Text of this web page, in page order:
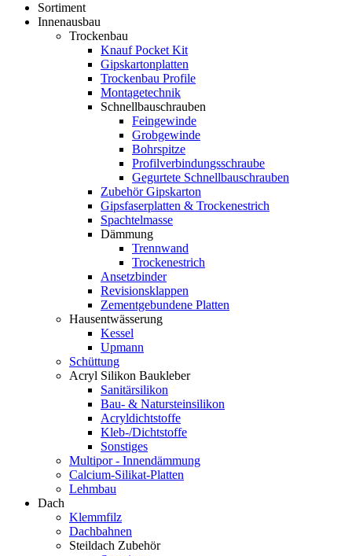
Sortiment
Innenausbau
Trockenbau
Knauf Pocket Kit
Gipskartonplatten
Trockenbau Profile
Montagetechnik
Schnellbauschrauben
Feingewinde
Grobgewinde
Bohrspitze
Profilverbindungsschraube
Gegurtete Schnellbauschrauben
Zubehör Gipskarton
Gipsfaserplatten & Trockenestrich
Spachtelmasse
Dämmung
Trennwand
Trockenestrich
Ansetzbinder
Revisionsklappen
Zementgebundene Platten
Hausentwässerung
Kessel
Upmann
Schüttung
Acryl Silikon Baukleber
Sanitärsilikon
Bau- & Natursteinsilikon
Acryldichtstoffe
Kleb-/Dichtstoffe
Sonstiges
Multipor - Innendämmung
Calcium-Silikat-Platten
Lehmbau
Dach
Klemmfilz
Dachbahnen
Steildach Zubehör